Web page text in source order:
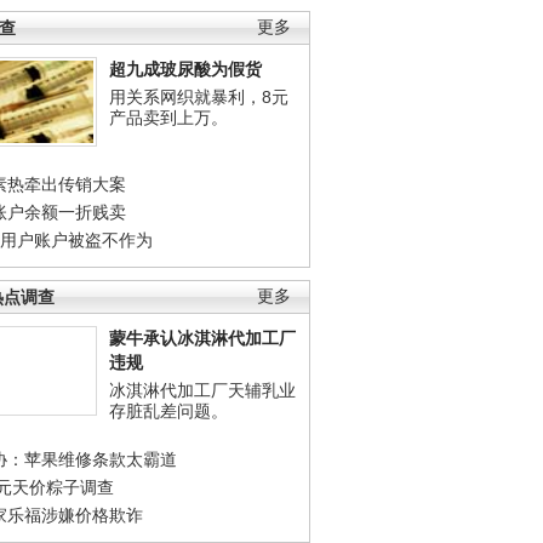
更多
超九成玻尿酸为假货
用关系网织就暴利，8元
产品卖到上万。
热牵出传销大案
户余额一折贱卖
户账户被盗不作为
更多
调查
蒙牛承认冰淇淋代加工厂
违规
冰淇淋代加工厂天辅乳业
存脏乱差问题。
：苹果维修条款太霸道
天价粽子调查
乐福涉嫌价格欺诈